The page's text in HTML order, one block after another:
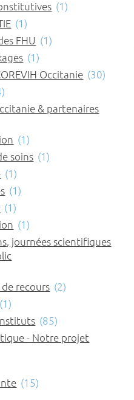
(1)
(1)
FHU (1)
(1)
Occitanie (30)
& partenaires
(1)
soins (1)
(1)
(1)
(1)
(1)
journées scientifiques
recours (2)
(1)
(85)
- Notre projet
(15)